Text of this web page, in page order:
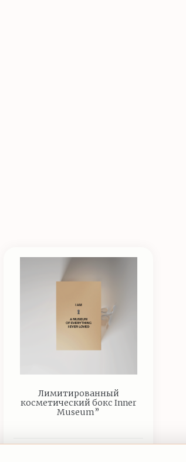
Лимитированный
косметический бокс Inner
Museum”